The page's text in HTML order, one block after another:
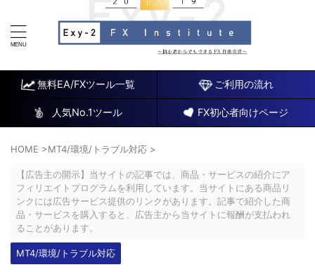
無料EA/FXツール一覧 ご利用の流れ
人気No.1ツール FX初心者向けページ
HOME >MT4/環境/トラブル対応 >
【広告主の開示】当サイトの記事では、商品・サービスの紹介にア
フィリエイトプログラムを利用しています。当サイトにある商品リ
ンクには広告サービス提供のリンクがあります。記事で紹介した商
品・サービスを購入すると、広告主から当サイトに報酬が支払われ
ることがあります。
MT4/環境/トラブル対応